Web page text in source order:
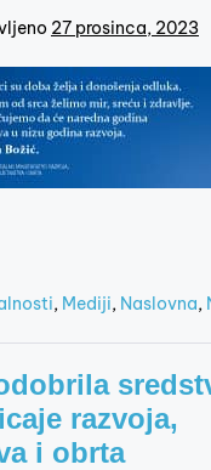
27 prosinca, 2023
, Mediji, Naslovna,
razvoja,
i obrta